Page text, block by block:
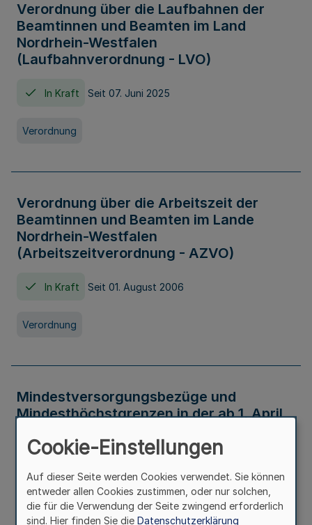
Verordnung über die Laufbahnen der
Beamtinnen und Beamten im Land
Nordrhein-Westfalen
(Laufbahnverordnung - LVO)
In Kraft Seit 07. Juni 2025
Verordnung
Verordnung über die Arbeitszeit der
Beamtinnen und Beamten im Lande
Nordrhein-Westfalen
(Arbeitszeitverordnung - AZVO)
In Kraft Seit 01. August 2006
Verordnung
Mindestversorgungsbezüge und
Mindesthöchstgrenzen in der ab 1. April
Verwaltungsvorschrift
Cookie-Einstellungen
Auf dieser Seite werden Cookies verwendet. Sie können
entweder allen Cookies zustimmen, oder nur solchen,
die für die Verwendung der Seite zwingend erforderlich
sind. Hier finden Sie die Datenschutzerklärung